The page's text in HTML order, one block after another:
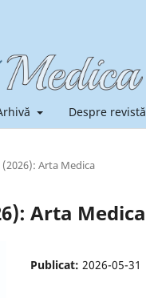
Despre revistă
(2026): Arta Medica
Arta Medica
Publicat: 2026-05-31